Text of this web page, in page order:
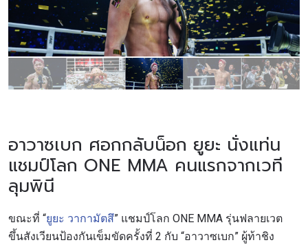
อาวาซเบก ศอกกลับน็อก ยูยะ นั่งแท่น
แชมป์โลก ONE MMA คนแรกจากเวที
ลุมพินี
ขณะที่ “ยูยะ วากามัตสึ” แชมป์โลก ONE MMA รุ่นฟลายเวต
ขึ้นสังเวียนป้องกันเข็มขัดครั้งที่ 2 กับ “อาวาซเบก” ผู้ท้าชิง